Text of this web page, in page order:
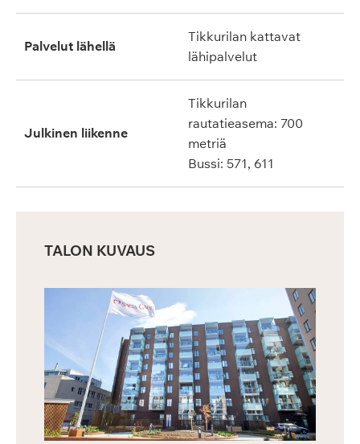
Palvelut lähellä
Tikkurilan kattavat
lähipalvelut
Julkinen liikenne
Tikkurilan
rautatieasema: 700
metriä
Bussi: 571, 611
TALON KUVAUS